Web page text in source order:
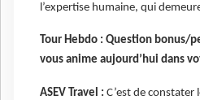
l’expertise humaine, qui
Tour Hebdo : Question bonus/
vous anime aujourd’hui dans
ASEV Travel : C’est de